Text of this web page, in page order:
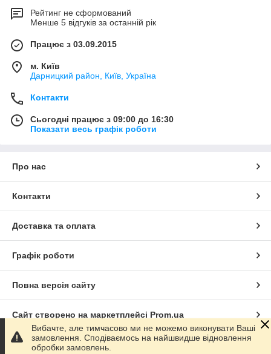
Рейтинг не сформований
Менше 5 відгуків за останній рік
Працює з 03.09.2015
м. Київ
Дарницкий район, Київ, Україна
Контакти
Сьогодні працює з 09:00 до 16:30
Показати весь графік роботи
Про нас
Контакти
Доставка та оплата
Графік роботи
Повна версія сайту
Сайт створено на маркетплейсі Prom.ua
Політика конфіденційності
Вибачте, але тимчасово ми не можемо виконувати Ваші
замовлення. Сподіваємось на найшвидше відновлення
обробки замовлень.